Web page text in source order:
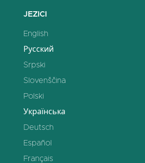
JEZICI
English
Русский
Srpski
Slovenščina
Polski
Українська
Deutsch
Español
Français